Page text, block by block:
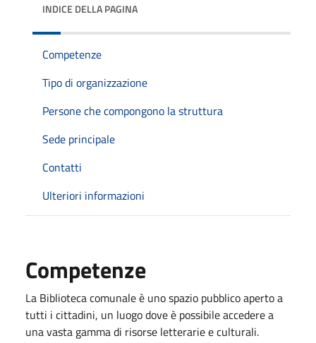
INDICE DELLA PAGINA
Competenze
Tipo di organizzazione
Persone che compongono la struttura
Sede principale
Contatti
Ulteriori informazioni
Competenze
La Biblioteca comunale è uno spazio pubblico aperto a
tutti i cittadini, un luogo dove è possibile accedere a
una vasta gamma di risorse letterarie e culturali.